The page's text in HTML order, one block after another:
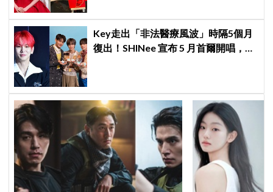
Key走出「非法醫療風波」時隔5個月
復出！SHINee 宣布 5 月首爾開唱，